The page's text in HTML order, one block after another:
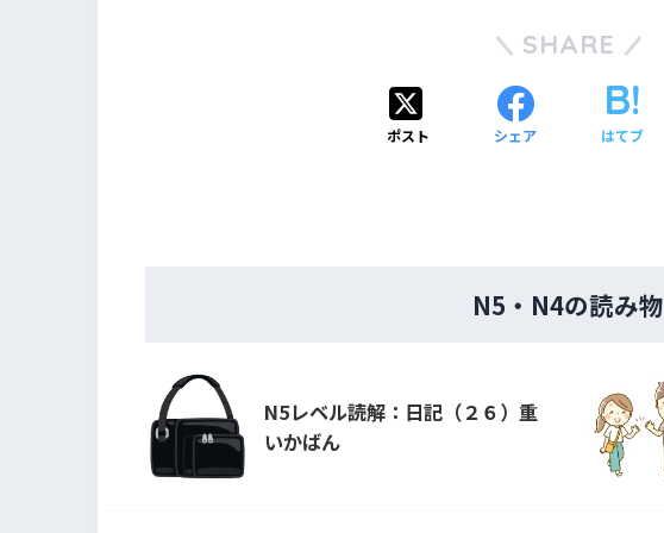
SHARE
ポスト シェア はてブ
N5・N4の読み物
N5レベル読解：日記（２６）重
いかばん